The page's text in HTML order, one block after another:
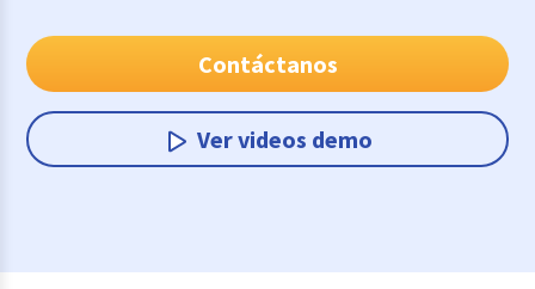
Contáctanos
Ver videos demo